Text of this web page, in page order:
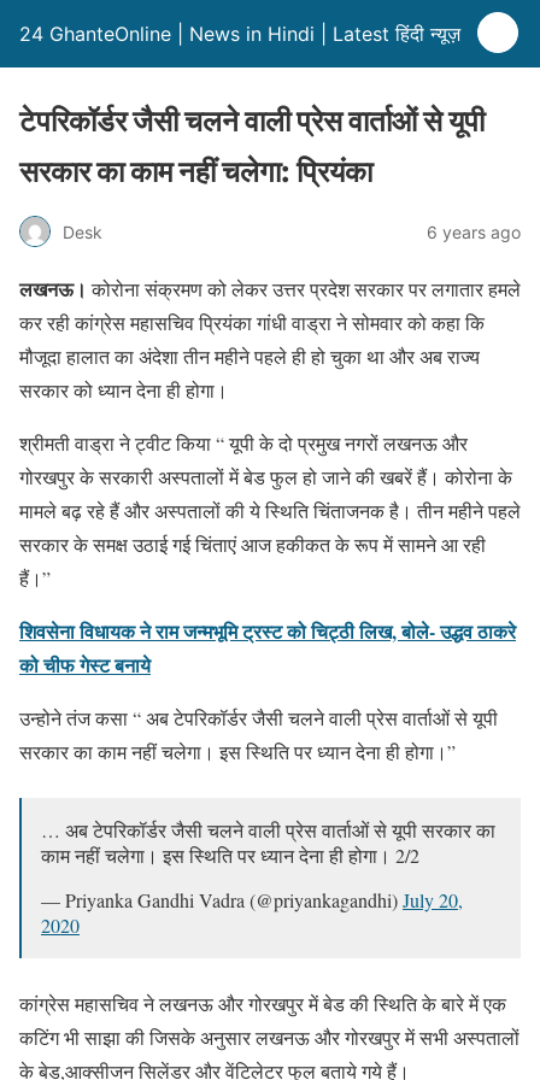
24 GhanteOnline | News in Hindi | Latest हिंदी न्यूज़
टेपरिकॉर्डर जैसी चलने वाली प्रेस वार्ताओं से यूपी
सरकार का काम नहीं चलेगा: प्रियंका
Desk 6 years ago
लखनऊ।कोरोना संक्रमण को लेकर उत्तर प्रदेश सरकार पर लगातार हमले
कर रही कांग्रेस महासचिव प्रियंका गांधी वाड्रा ने सोमवार को कहा कि
मौजूदा हालात का अंदेशा तीन महीने पहले ही हो चुका था और अब राज्य
सरकार को ध्यान देना ही होगा।
श्रीमती वाड्रा ने ट्वीट किया “ यूपी के दो प्रमुख नगरों लखनऊ और
गोरखपुर के सरकारी अस्पतालों में बेड फुल हो जाने की खबरें हैं। कोरोना के
मामले बढ़ रहे हैं और अस्पतालों की ये स्थिति चिंताजनक है। तीन महीने पहले
सरकार के समक्ष उठाई गई चिंताएं आज हकीकत के रूप में सामने आ रही
हैं।”
शिवसेना विधायक ने राम जन्मभूमि ट्रस्ट को चिट्ठी लिख, बोले- उद्धव ठाकरे
को चीफ गेस्ट बनाये
उन्होने तंज कसा “ अब टेपरिकॉर्डर जैसी चलने वाली प्रेस वार्ताओं से यूपी
सरकार का काम नहीं चलेगा। इस स्थिति पर ध्यान देना ही होगा।”
… अब टेपरिकॉर्डर जैसी चलने वाली प्रेस वार्ताओं से यूपी सरकार का
काम नहीं चलेगा। इस स्थिति पर ध्यान देना ही होगा। 2/2
— Priyanka Gandhi Vadra (@priyankagandhi)July 20,
2020
कांग्रेस महासचिव ने लखनऊ और गोरखपुर में बेड की स्थिति के बारे में एक
कटिंग भी साझा की जिसके अनुसार लखनऊ और गोरखपुर में सभी अस्पतालों
के बेड,आक्सीजन सिलेंडर और वेंटिलेटर फुल बताये गये हैं।